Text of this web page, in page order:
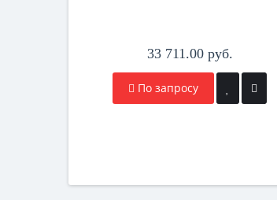
33 711.00 руб.
По запросу